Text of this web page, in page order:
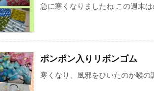
急に寒くなりましたね この週末
ポンポン入りリボンゴム
寒くなり、風邪をひいたのか喉